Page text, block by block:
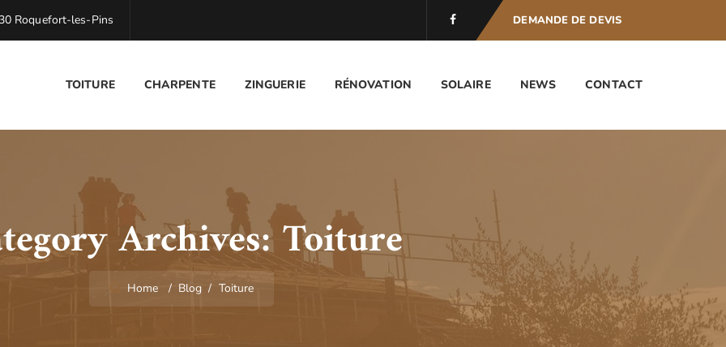
Roquefort-les-Pins DEMANDE DE DEVIS
TOITURE CHARPENTE ZINGUERIE RÉNOVATION SOLAIRE NEWS CONTACT
Archives:Toiture
Home / Blog / Toiture